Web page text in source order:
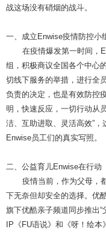
战这场没有硝烟的战斗。
一、成立Enwise疫情防控小
在疫情爆发第一时间，
组，积极商议全国各个中心
切线下服务的举措，进行全
负责的决定，也是有效防控
明，快速反应，一切行动从
洁、互助进取、灵活高效”
Enwise员工们的真实写照。
二、公益育儿Enwise在行动
疫情当前，作为父母，
下无奈但却安全的选择。优
旗下优酷亲子频道同步推出
IP《FU语说》和《呀！绘